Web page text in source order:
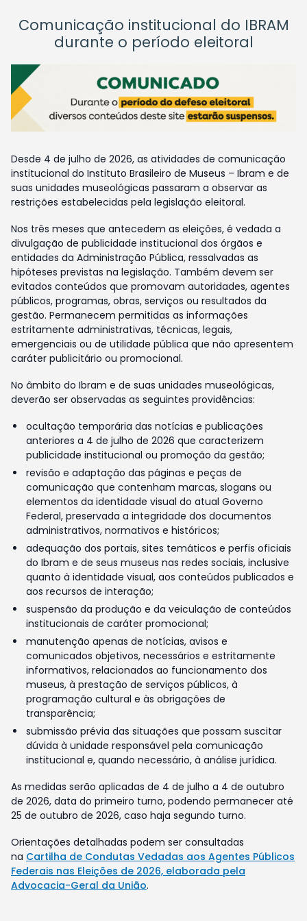
Comunicação institucional do IBRAM
durante o período eleitoral
Desde 4 de julho de 2026, as atividades de comunicação
institucional do Instituto Brasileiro de Museus – Ibram e de
suas unidades museológicas passaram a observar as
restrições estabelecidas pela legislação eleitoral.
Nos três meses que antecedem as eleições, é vedada a
divulgação de publicidade institucional dos órgãos e
entidades da Administração Pública, ressalvadas as
hipóteses previstas na legislação. Também devem ser
evitados conteúdos que promovam autoridades, agentes
públicos, programas, obras, serviços ou resultados da
gestão. Permanecem permitidas as informações
estritamente administrativas, técnicas, legais,
emergenciais ou de utilidade pública que não apresentem
caráter publicitário ou promocional.
No âmbito do Ibram e de suas unidades museológicas,
deverão ser observadas as seguintes providências:
ocultação temporária das notícias e publicações
anteriores a 4 de julho de 2026 que caracterizem
publicidade institucional ou promoção da gestão;
revisão e adaptação das páginas e peças de
comunicação que contenham marcas, slogans ou
elementos da identidade visual do atual Governo
Federal, preservada a integridade dos documentos
administrativos, normativos e históricos;
adequação dos portais, sites temáticos e perfis oficiais
do Ibram e de seus museus nas redes sociais, inclusive
quanto à identidade visual, aos conteúdos publicados e
aos recursos de interação;
suspensão da produção e da veiculação de conteúdos
institucionais de caráter promocional;
manutenção apenas de notícias, avisos e
comunicados objetivos, necessários e estritamente
informativos, relacionados ao funcionamento dos
museus, à prestação de serviços públicos, à
programação cultural e às obrigações de
transparência;
submissão prévia das situações que possam suscitar
dúvida à unidade responsável pela comunicação
institucional e, quando necessário, à análise jurídica.
As medidas serão aplicadas de 4 de julho a 4 de outubro
de 2026, data do primeiro turno, podendo permanecer até
25 de outubro de 2026, caso haja segundo turno.
Orientações detalhadas podem ser consultadas
na Cartilha de Condutas Vedadas aos Agentes Públicos
Federais nas Eleições de 2026, elaborada pela
Advocacia-Geral da União.